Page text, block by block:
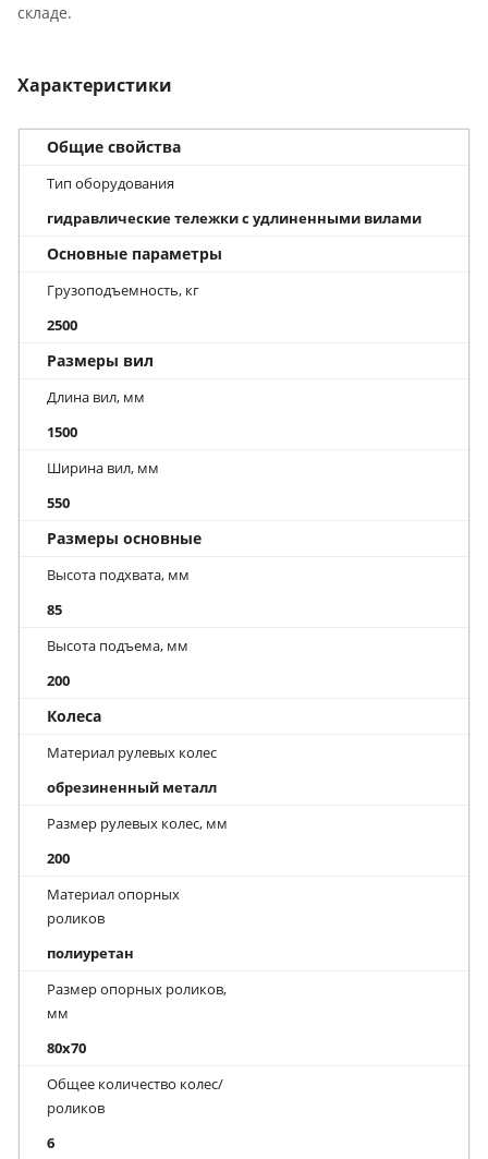
складе.
Характеристики
Общие свойства
Тип оборудования
гидравлические тележки с удлиненными вилами
Основные параметры
Грузоподъемность, кг
2500
Размеры вил
Длина вил, мм
1500
Ширина вил, мм
550
Размеры основные
Высота подхвата, мм
85
Высота подъема, мм
200
Колеса
Материал рулевых колес
обрезиненный металл
Размер рулевых колес, мм
200
Материал опорных
роликов
полиуретан
Размер опорных роликов,
мм
80x70
Общее количество колес/
роликов
6